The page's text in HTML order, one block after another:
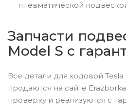
пневматической
Запчасти
Model S с
Все детали для ходовой
продаются на сайте
проверку и реализуются с